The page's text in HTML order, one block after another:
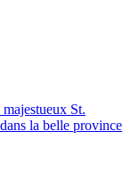
St.
la belle province